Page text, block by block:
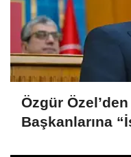
Özgür
Başkanlarına